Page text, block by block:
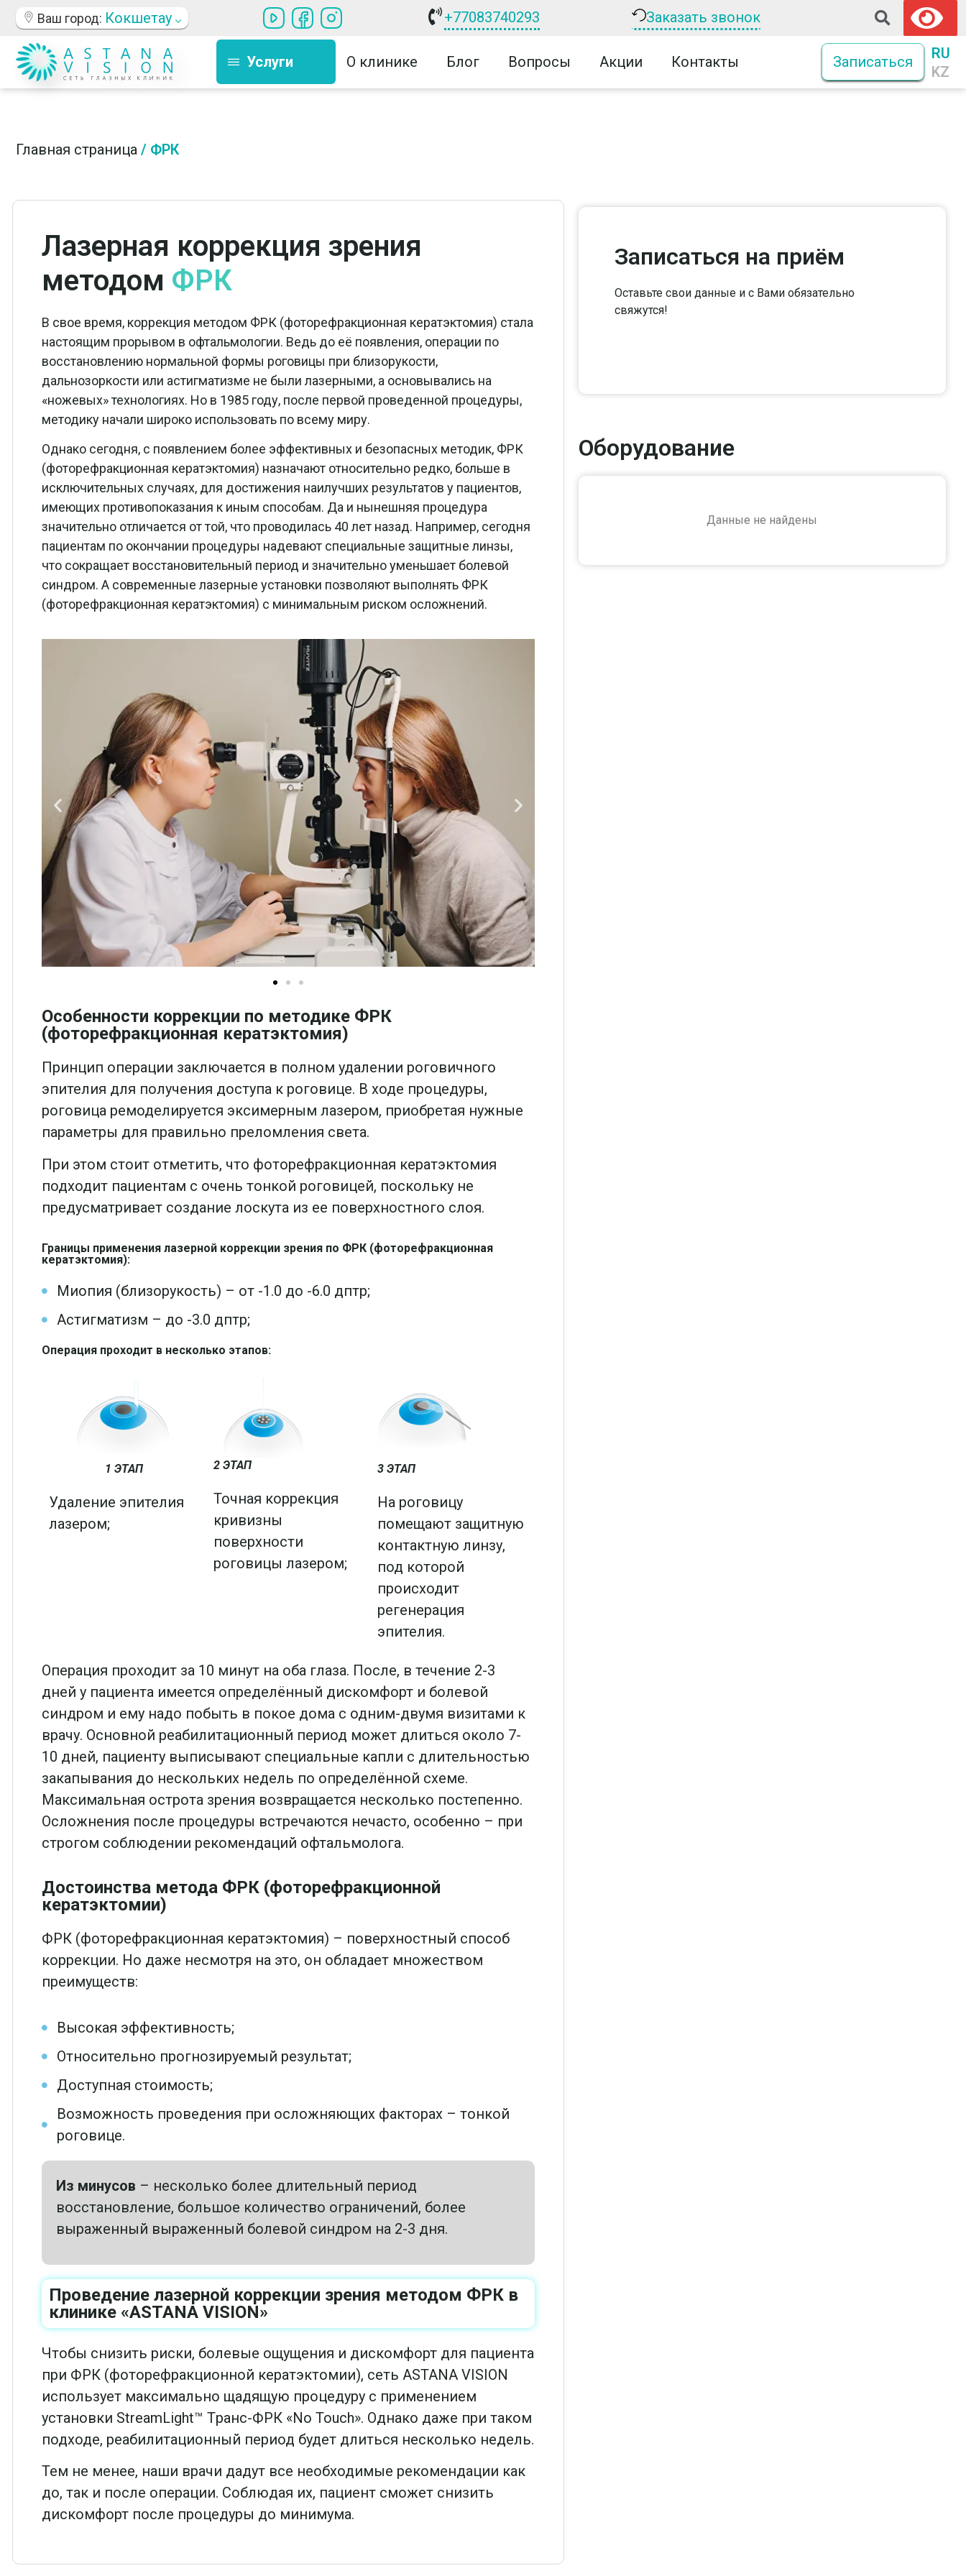
Ваш город: Кокшетау +77083740293 Заказать звонок
Услуги О клинике Блог Вопросы Акции Контакты Записаться
RU
KZ
Главная страница / ФРК
Лазерная коррекция зрения
методом ФРК
В свое время, коррекция методом ФРК (фоторефракционная кератэктомия) стала
настоящим прорывом в офтальмологии. Ведь до её появления, операции по
восстановлению нормальной формы роговицы при близорукости,
дальнозоркости или астигматизме не были лазерными, а основывались на
«ножевых» технологиях. Но в 1985 году, после первой проведенной процедуры,
методику начали широко использовать по всему миру.
Однако сегодня, с появлением более эффективных и безопасных методик, ФРК
(фоторефракционная кератэктомия) назначают относительно редко, больше в
исключительных случаях, для достижения наилучших результатов у пациентов,
имеющих противопоказания к иным способам. Да и нынешняя процедура
значительно отличается от той, что проводилась 40 лет назад. Например, сегодня
пациентам по окончании процедуры надевают специальные защитные линзы,
что сокращает восстановительный период и значительно уменьшает болевой
синдром. А современные лазерные установки позволяют выполнять ФРК
(фоторефракционная кератэктомия) с минимальным риском осложнений.
Особенности коррекции по методике ФРК
(фоторефракционная кератэктомия)
Принцип операции заключается в полном удалении роговичного
эпителия для получения доступа к роговице. В ходе процедуры,
роговица ремоделируется эксимерным лазером, приобретая нужные
параметры для правильно преломления света.
При этом стоит отметить, что фоторефракционная кератэктомия
подходит пациентам с очень тонкой роговицей, поскольку не
предусматривает создание лоскута из ее поверхностного слоя.
Границы применения лазерной коррекции зрения по ФРК (фоторефракционная
кератэктомия):
Миопия (близорукость) – от -1.0 до -6.0 дптр;
Астигматизм – до -3.0 дптр;
Операция проходит в несколько этапов:
1 ЭТАП
Удаление эпителия
лазером;
2 ЭТАП
Точная коррекция
кривизны
поверхности
роговицы лазером;
3 ЭТАП
На роговицу
помещают защитную
контактную линзу,
под которой
происходит
регенерация
эпителия.
Операция проходит за 10 минут на оба глаза. После, в течение 2-3
дней у пациента имеется определённый дискомфорт и болевой
синдром и ему надо побыть в покое дома с одним-двумя визитами к
врачу. Основной реабилитационный период может длиться около 7-
10 дней, пациенту выписывают специальные капли с длительностью
закапывания до нескольких недель по определённой схеме.
Максимальная острота зрения возвращается несколько постепенно.
Осложнения после процедуры встречаются нечасто, особенно – при
строгом соблюдении рекомендаций офтальмолога.
Достоинства метода ФРК (фоторефракционной
кератэктомии)
ФРК (фоторефракционная кератэктомия) – поверхностный способ
коррекции. Но даже несмотря на это, он обладает множеством
преимуществ:
Высокая эффективность;
Относительно прогнозируемый результат;
Доступная стоимость;
Возможность проведения при осложняющих факторах – тонкой
роговице.
Из минусов – несколько более длительный период
восстановление, большое количество ограничений, более
выраженный выраженный болевой синдром на 2-3 дня.
Проведение лазерной коррекции зрения методом ФРК в
клинике «ASTANA VISION»
Чтобы снизить риски, болевые ощущения и дискомфорт для пациента
при ФРК (фоторефракционной кератэктомии), сеть ASTANA VISION
использует максимально щадящую процедуру с применением
установки StreamLight™️ Tранс-ФРК «No Touch». Однако даже при таком
подходе, реабилитационный период будет длиться несколько недель.
Тем не менее, наши врачи дадут все необходимые рекомендации как
до, так и после операции. Соблюдая их, пациент сможет снизить
дискомфорт после процедуры до минимума.
Записаться на приём
Оставьте свои данные и с Вами обязательно
свяжутся!
Оборудование
Данные не найдены